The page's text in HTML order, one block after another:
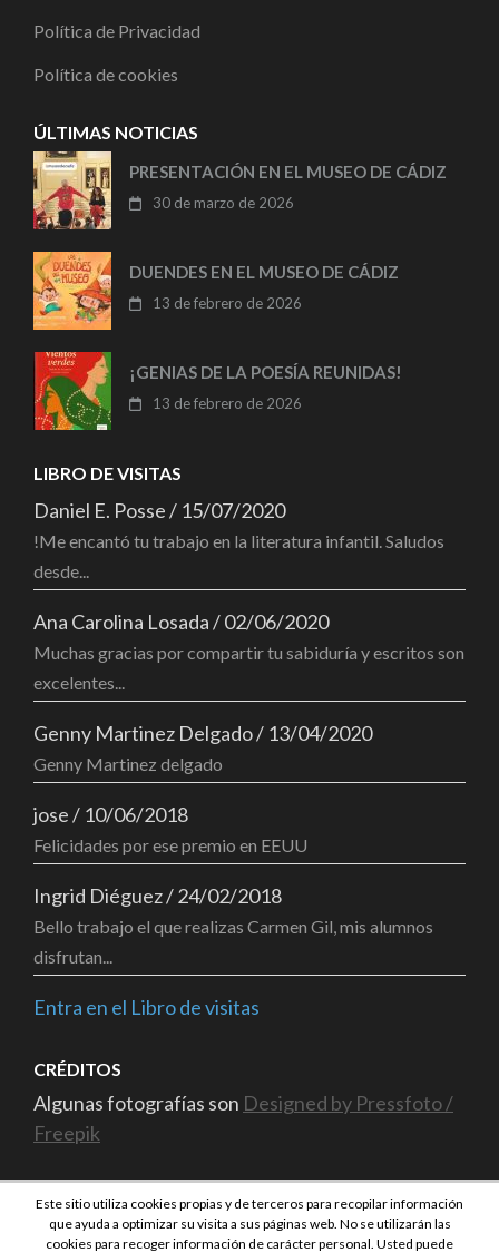
Política de Privacidad
Política de cookies
ÚLTIMAS NOTICIAS
PRESENTACIÓN EN EL MUSEO DE CÁDIZ
30 de marzo de 2026
DUENDES EN EL MUSEO DE CÁDIZ
13 de febrero de 2026
¡GENIAS DE LA POESÍA REUNIDAS!
13 de febrero de 2026
LIBRO DE VISITAS
Daniel E. Posse/ 15/07/2020
!Me encantó tu trabajo en la literatura infantil. Saludos
desde...
Ana Carolina Losada/02/06/2020
Muchas gracias por compartir tu sabiduría y escritos son
excelentes...
Genny Martinez Delgado/ 13/04/2020
Genny Martinez delgado
jose/ 10/06/2018
Felicidades por ese premio en EEUU
Ingrid Diéguez/24/02/2018
Bello trabajo el que realizas Carmen Gil, mis alumnos
disfrutan...
Entra en el Libro de visitas
CRÉDITOS
Algunas fotografías son Designed by Pressfoto /
Freepik
Este sitio utiliza cookies propias y de terceros para recopilar información
que ayuda a optimizar su visita a sus páginas web. No se utilizarán las
cookies para recoger información de carácter personal. Usted puede